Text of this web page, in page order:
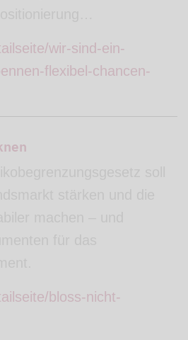
wir-sind-ein-
flexibel-chancen-
bloss-nicht-